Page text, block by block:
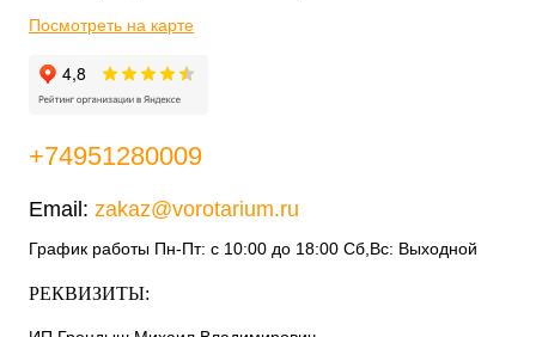
Посмотреть на карте
+74951280009
Email: zakaz@vorotarium.ru
График работы Пн-Пт: с 10:00 до 18:00 Сб,Вс: Выходной
РЕКВИЗИТЫ: